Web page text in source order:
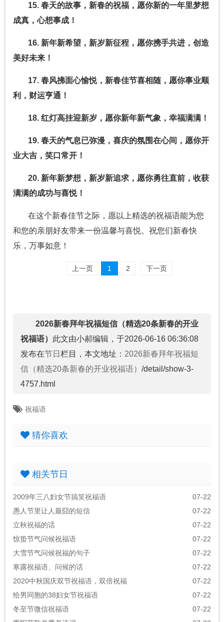
15. 春天的故事，新春的祝福，愿你新的一年里梦想
成真，心想事成！
16. 新年新希望，新岁新征程，愿你携手共进，创造
美好未来！
17. 春风拂面心愉悦，新春佳节喜相随，愿你事业顺
利，财运亨通！
18. 红灯高挂迎新岁，愿你新年新气象，幸福满满！
19. 春天的气息已弥漫，喜庆的氛围在心间，愿你开
业大吉，笑口常开！
20. 新年新梦想，新岁新追求，愿你勇往直前，收获
满满的成功与喜悦！
在这个新春佳节之际，愿以上精选的祝福语能为您
和您的亲朋好友带来一份温馨与喜悦。祝您们新春快
乐，万事如意！
上一页 1 2 下一页
2026新春拜年祝福短信（精选20条新春的开业
祝福语） 此文由小郝编辑，于2026-06-16 06:36:08
发布在节日 栏目，本文地址： 2026新春拜年祝福短
信（精选20条新春的开业祝福语） /detail/show-3-
4757.html
祝福语
猜你喜欢
相关节日
2009年三八妇女节搞笑祝福语
07-22
愚人节里让人最囧的短信
07-22
立秋祝福的话
07-22
惊蛰节气问候祝福语
07-22
大雪节气问候祝福的句子
07-22
寒露祝福语、问候的话
07-22
2020中秋国庆双节祝福语，双倍祝福
07-22
给男同胞的38妇女节祝福语
07-22
冬至节微信祝福语
07-22